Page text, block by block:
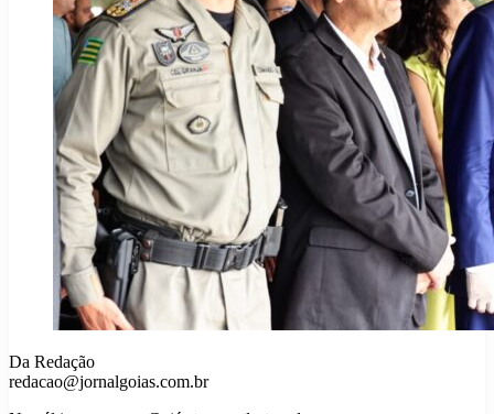
Da Redação
redacao@jornalgoias.com.br